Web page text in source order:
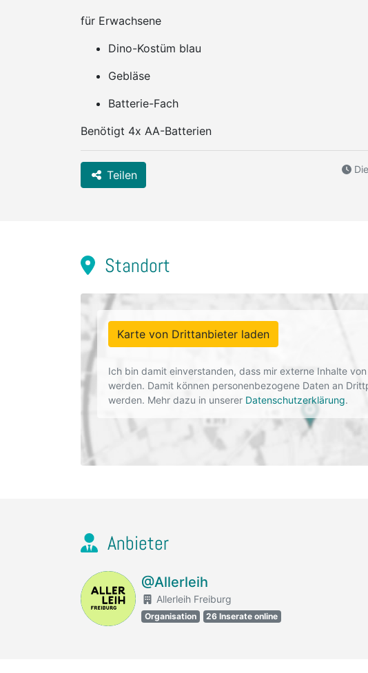
für Erwachsene
Dino-Kostüm blau
Gebläse
Batterie-Fach
Benötigt 4x AA-Batterien
Teilen
Standort
Karte von Drittanbieter laden
Ich bin damit einverstanden, dass mir externe Inhalte
werden. Damit können personenbezogene Daten an
werden. Mehr dazu in unserer Datenschutzerklärung.
Anbieter
@Allerleih
Allerleih Freiburg
Organisation 26 Inserate online